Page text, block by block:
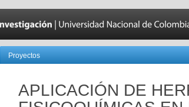
Proyectos
APLICACIÓN DE